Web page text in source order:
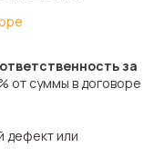
за
от суммы в договоре
дефект или